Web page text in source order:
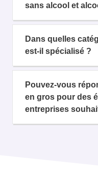
sans alcool et
Dans quelles
est-il spécialisé ?
Pouvez-vous
en gros pour des
entreprises